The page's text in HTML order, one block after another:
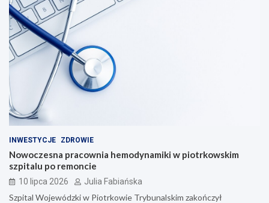
INWESTYCJE ZDROWIE
Nowoczesna pracownia hemodynamiki w piotrkowskim
szpitalu po remoncie
10 lipca 2026 Julia Fabiańska
Szpital Wojewódzki w Piotrkowie Trybunalskim zakończył